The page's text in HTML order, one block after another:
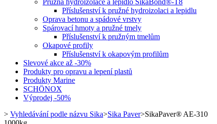
Pružná hydroizolace a lepidlo SikaBond®-T8
Příslušenství k pružné hydroizolaci a lepidlu
Oprava betonu a spádové vrstvy
Spárovací hmoty a pružné tmely
Příslušenství k pružným tmelům
Okapové profily
Příslušenství k okapovým profilům
Slevové akce až -30%
Produkty pro opravu a lepení plastů
Produkty Marine
SCHÖNOX
Výprodej -50%
> Vyhledávání podle názvu Sika>Sika Paver>SikaPaver® AE-310